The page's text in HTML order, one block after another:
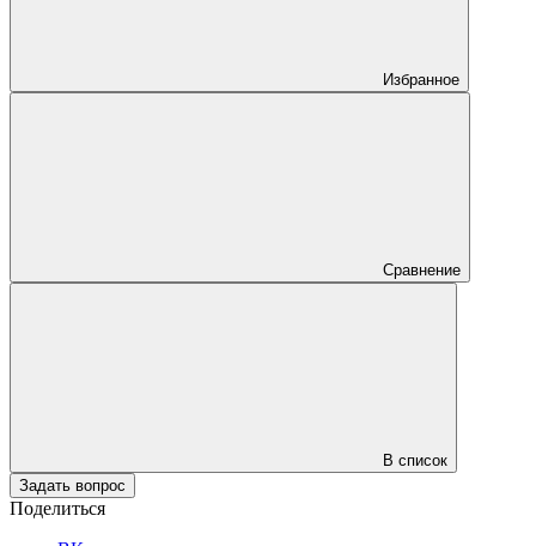
Избранное
Сравнение
В список
Задать вопрос
Поделиться